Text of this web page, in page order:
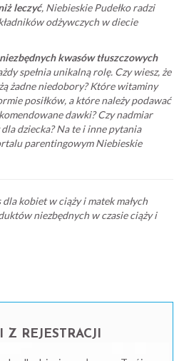
leczyć, Niebieskie Pudełko radzi
odżywczych w diecie
kwasów tłuszczowych
spełnia unikalną rolę. Czy wiesz, że
żadne niedobory? Które witaminy
posiłków, a które należy podawać
dawki? Czy nadmiar
dziecka? Na te i inne pytania
parentingowym Niebieskie
kobiet w ciąży i matek małych
niezbędnych w czasie ciąży i
Z REJESTRACJI